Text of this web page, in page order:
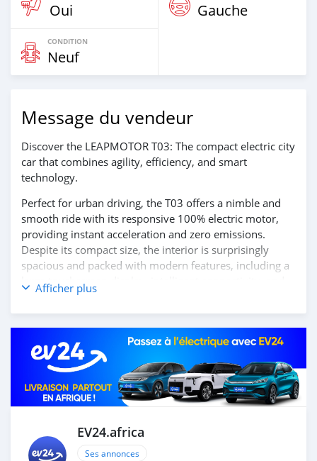
Oui Gauche
CONDITION
Neuf
Message du vendeur
Discover the LEAPMOTOR T03: The compact electric city
car that combines agility, efficiency, and smart
technology.
Perfect for urban driving, the T03 offers a nimble and
smooth ride with its responsive 100% electric motor,
providing instant acceleration and zero emissions.
Despite its compact size, the interior is surprisingly
spacious and packed with modern features, including a
large touchscreen display, intelligent connectivity, and
advanced driver-assistance systems to make every
journey safer and more convenient.
Experience the perfect blend of practicality and
innovation with the LEAPMOTOR T03.
Contact us today to learn more and schedule your test
drive!
Afficher plus
EV24.africa
Ses annonces